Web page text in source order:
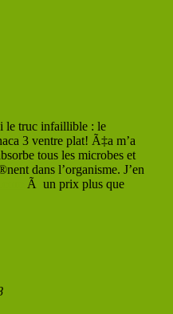
le truc infaillible : le
3 ventre plat! Ã‡a m’a
tous les microbes et
dans l’organisme. J’en
Ã un prix plus que